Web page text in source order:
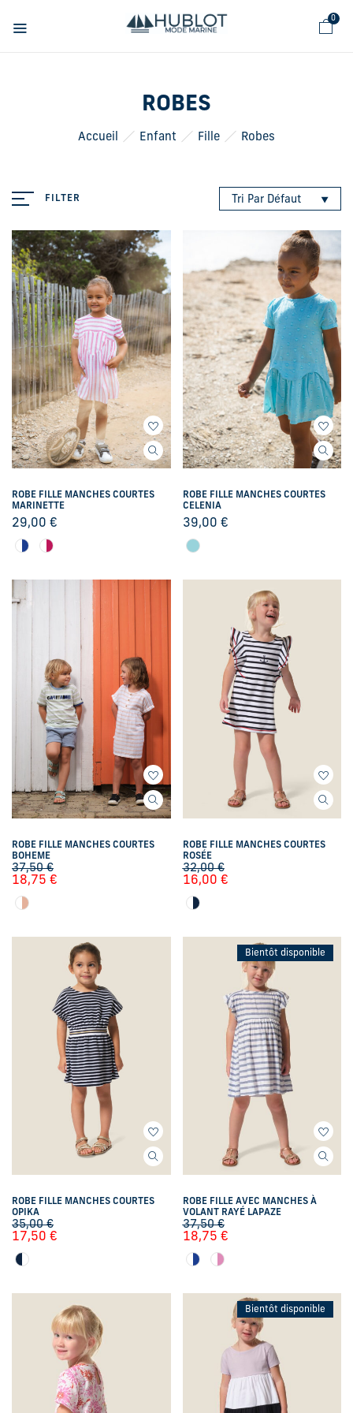
0
ROBES
Accueil Enfant Fille Robes
FILTER Tri Par Défaut
ROBE FILLE MANCHES COURTES
MARINETTE
29,00 €
ROBE FILLE MANCHES COURTES
CELENIA
39,00 €
ROBE FILLE MANCHES COURTES
BOHEME
37,50€
18,75 €
ROBE FILLE MANCHES COURTES
ROSÉE
32,00€
16,00 €
ROBE FILLE MANCHES COURTES
OPIKA
35,00€
17,50 €
Bientôt disponible
ROBE FILLE AVEC MANCHES À
VOLANT RAYÉ LAPAZE
37,50€
18,75 €
Bientôt disponible
Panneau de gestion des cookies